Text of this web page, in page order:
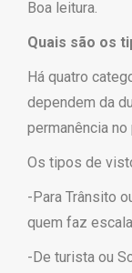
Boa leitura.
Quais são os
Há quatro
dependem da
permanência no
Os tipos de
-Para Trânsito
quem faz
-De turista ou